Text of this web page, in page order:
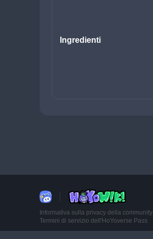
Ingredienti
Informativa sulla privacy della community
Termini di servizio dell'HoYoverse Pass